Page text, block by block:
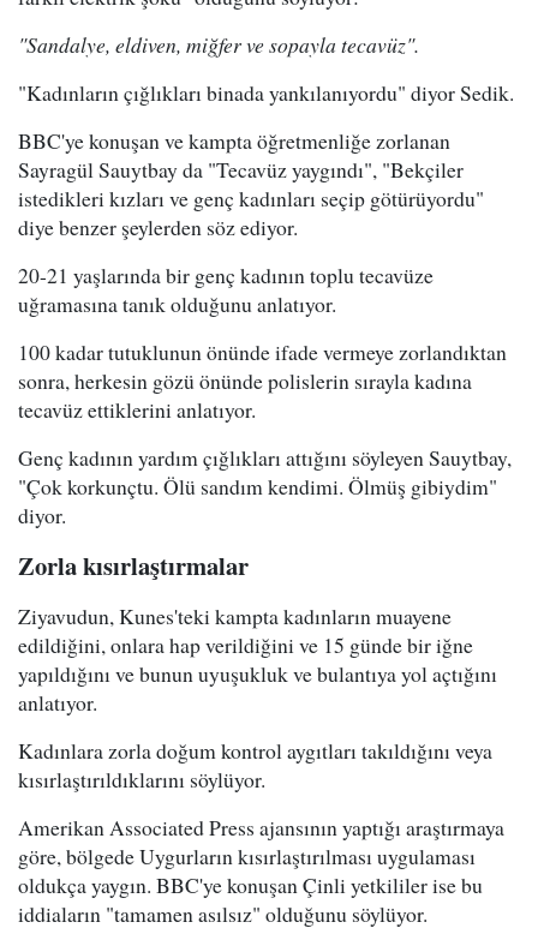
"Sandalye, eldiven, miğfer ve sopayla tecavüz".
"Kadınların çığlıkları binada yankılanıyordu" diyor Sedik.
BBC'ye konuşan ve kampta öğretmenliğe zorlanan
Sayragül Sauytbay da "Tecavüz yaygındı", "Bekçiler
istedikleri kızları ve genç kadınları seçip götürüyordu"
diye benzer şeylerden söz ediyor.
20-21 yaşlarında bir genç kadının toplu tecavüze
uğramasına tanık olduğunu anlatıyor.
100 kadar tutuklunun önünde ifade vermeye zorlandıktan
sonra, herkesin gözü önünde polislerin sırayla kadına
tecavüz ettiklerini anlatıyor.
Genç kadının yardım çığlıkları attığını söyleyen Sauytbay,
"Çok korkunçtu. Ölü sandım kendimi. Ölmüş gibiydim"
diyor.
Zorla kısırlaştırmalar
Ziyavudun, Kunes'teki kampta kadınların muayene
edildiğini, onlara hap verildiğini ve 15 günde bir iğne
yapıldığını ve bunun uyuşukluk ve bulantıya yol açtığını
anlatıyor.
Kadınlara zorla doğum kontrol aygıtları takıldığını veya
kısırlaştırıldıklarını söylüyor.
Amerikan Associated Press ajansının yaptığı araştırmaya
göre, bölgede Uygurların kısırlaştırılması uygulaması
oldukça yaygın. BBC'ye konuşan Çinli yetkililer ise bu
iddiaların "tamamen asılsız" olduğunu söylüyor.